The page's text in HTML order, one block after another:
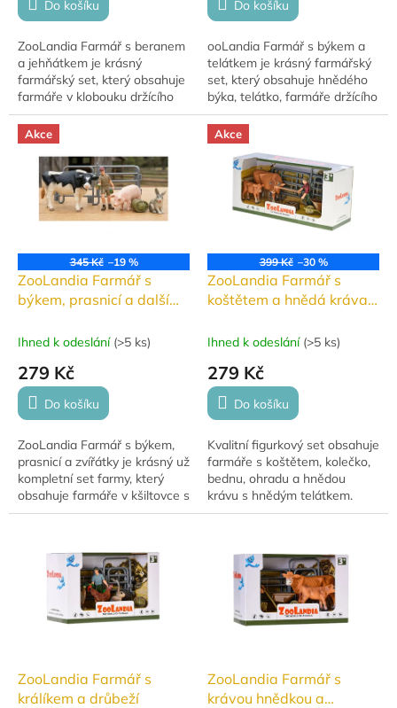
Do košíku
ZooLandia Farmář s beranem
a jehňátkem je krásný
farmářský set, který obsahuje
farmáře v klobouku držícího
vidle, berana, jehňátko, box a
ohradník. Figurka farmáře má
výšku 9 cm...
Do košíku
ooLandia Farmář s býkem a
telátkem je krásný farmářský
set, který obsahuje hnědého
býka, telátko, farmáře držícího
kolečko, žok slámy a ohradník.
Díky detailnímu zpracování je...
Akce
345 Kč –19 %
ZooLandia Farmář s
býkem, prasnicí a dalšími
Ihned k odeslání (>5 ks)
279 Kč
Do košíku
ZooLandia Farmář s býkem,
prasnicí a zvířátky je krásný už
kompletní set farmy, který
obsahuje farmáře v kšiltovce s
kbelíkem zeleniny, prasnici,
Akce
399 Kč –30 %
ZooLandia Farmář s
koštětem a hnědá kráva s
Ihned k odeslání (>5 ks)
279 Kč
Do košíku
Kvalitní figurkový set obsahuje
farmáře s koštětem, kolečko,
bednu, ohradu a hnědou
krávu s hnědým telátkem.
Precizně zpracované figurky a
ZooLandia Farmář s
králíkem a drůbeží
ZooLandia Farmář s
krávou hnědkou a